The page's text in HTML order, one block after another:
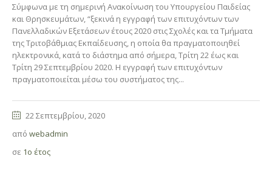
Σύμφωνα με τη σημερινή Ανακοίνωση του Υπουργείου Παιδείας
και Θρησκευμάτων, “ξεκινά η εγγραφή των επιτυχόντων των
Πανελλαδικών Εξετάσεων έτους 2020 στις Σχολές και τα Τμήματα
της Τριτοβάθμιας Εκπαίδευσης, η οποία θα πραγματοποιηθεί
ηλεκτρονικά, κατά το διάστημα από σήμερα, Τρίτη 22 έως και
Τρίτη 29 Σεπτεμβρίου 2020. Η εγγραφή των επιτυχόντων
πραγματοποιείται μέσω του συστήματος της...
22 Σεπτεμβρίου, 2020
από webadmin
σε 1ο έτος